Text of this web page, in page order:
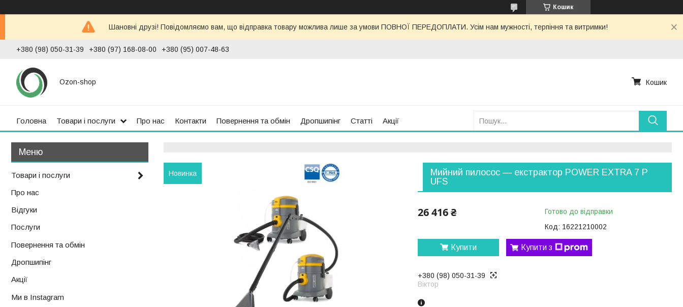
Кошик
Шановні друзі! Повідомляємо вам, що відправка товару можлива лише за умови ПОВНОЇ ПЕРЕДОПЛАТИ. Усім нам мужності, терпіння та витримки!
+380 (98) 050-31-39 +380 (97) 168-08-00 +380 (95) 007-48-63
Ozon-shop Кошик
Головна Товари і послуги Про нас Контакти Повернення та обмін Дропшипінг Статті Акції
Новинка
Мийний пилосос — екстрактор POWER EXTRA 7 P
UFS
26 416 ₴
Готово до відправки
Код: 16221210002
Купити Купити з
+380 (98) 050-31-39
Віктор
Товари і послуги
Про нас
Відгуки
Послуги
Повернення та обмін
Дропшипінг
Акції
Ми в Instagram